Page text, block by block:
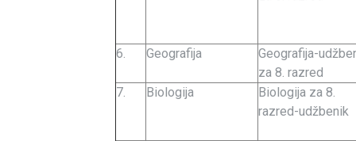
6. Geografija
Geografija-
za 8. razred
7.
Biologija
Biologija za 8.
razred-udžbenik